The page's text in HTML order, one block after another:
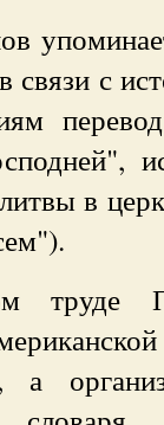
с
в
труде
а